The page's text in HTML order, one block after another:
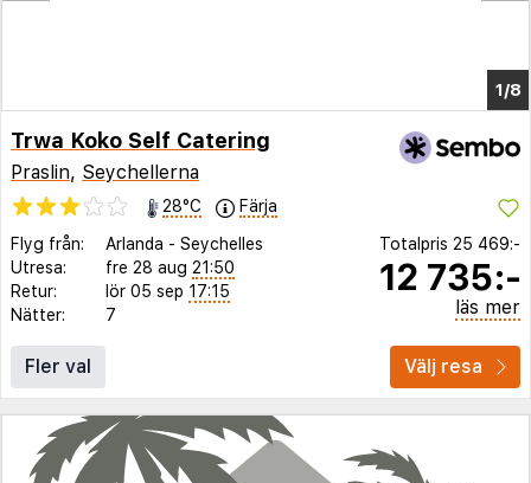
1/2
Trwa Koko Self Catering
Praslin, Seychellerna
28°C
Färja
Flyg från:
Arlanda - Seychelles
Utresa:
fre 28 aug 21:50
Retur:
lör 05 sep 17:15
Nätter:
7
Totalpris 25 469:-
12 735:-
läs mer
Fler val Välj resa